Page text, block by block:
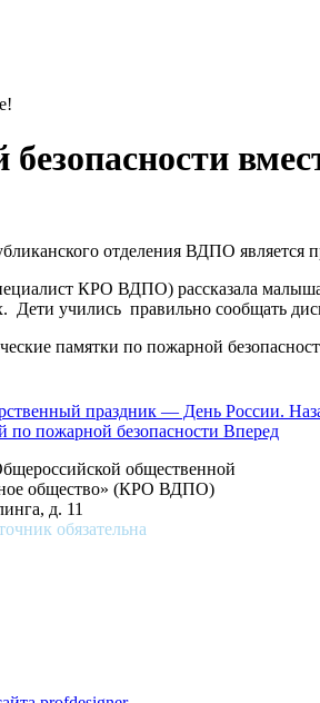
отделения ВДПО является
КРО ВДПО) рассказала
учились правильно сообщать
памятки по пожарной
праздник — День России.
пожарной безопасности Вперед
общественной
общество» (КРО ВДПО)
д. 11
обязательна